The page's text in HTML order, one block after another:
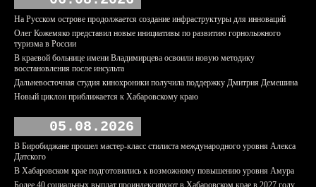
На Русском острове продолжается создание инфраструктуры для инноваций
Олег Кожемяко представил новые инициативы по развитию горнолыжного
туризма в России
В краевой больнице имени Владимирцева освоили новую методику
восстановления после инсульта
Дальневосточная студия кинохроники получила поддержку Дмитрия Демешина
Новый циклон приближается к Хабаровскому краю
05.08.2026
В Биробиджане прошел мастер-класс стилиста международного уровня Алекса
Датского
В Хабаровском крае подготовились к возможному повышению уровня Амура
Более 40 социальных выплат проиндексируют в Хабаровском крае в 2027 году